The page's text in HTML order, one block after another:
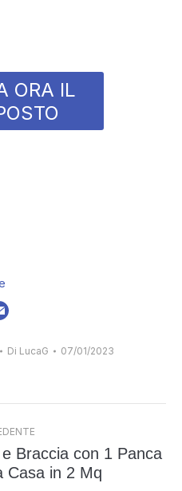
ORA IL
Di LucaG 07/01/2023
Post
Braccia con 1 Panca
Casa in 2 Mq